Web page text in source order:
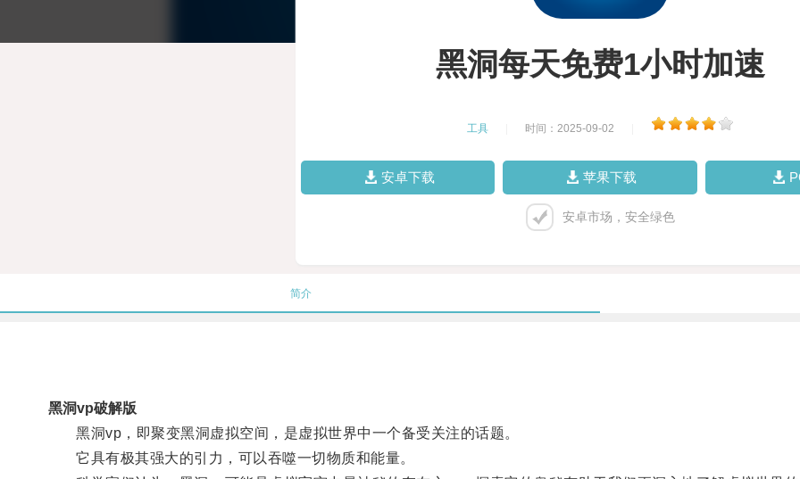
黑洞每天免费1小时加速
工具 时间：2025-09-02
安卓下载 苹果下载
安卓市场，安全绿色
简介
黑洞vp破解版
黑洞vp，即聚变黑洞虚拟空间，是虚拟世界中一个备受关注的话题。
它具有极其强大的引力，可以吞噬一切物质和能量。